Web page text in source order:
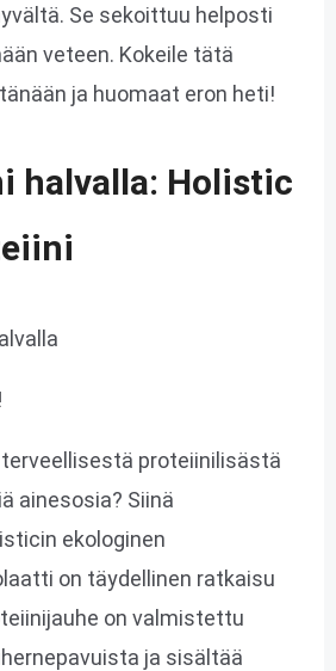
Se sekoittuu helposti
veteen. Kokeile tätä
ja huomaat eron heti!
halvalla: Holistic
proteiinilisästä
ainesosia? Siinä
ekologinen
on täydellinen ratkaisu
on valmistettu
ja sisältää